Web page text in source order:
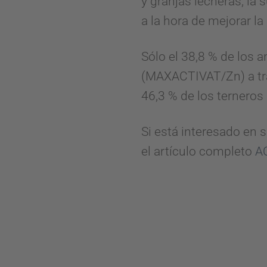
a la hora de mejorar
Sólo el 38,8 % de los
(MAXACTIVAT/Zn) a
46,3 % de los
Si está interesado en
el artículo completo